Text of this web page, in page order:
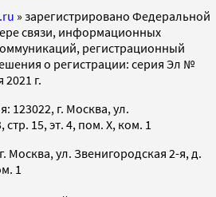
» зарегистрировано Федеральной
связи, информационных
регистрационный
о регистрации: серия Эл №
г.
123022, г. Москва, ул.
15, эт. 4, пом. X, ком. 1
Москва, ул. Звенигородская 2-я, д.
1